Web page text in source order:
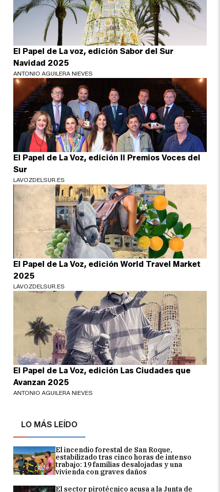
LO MÁS LEÍDO
El incendio forestal de San Roque,
estabilizado tras cinco horas de intenso
trabajo: 19 familias desalojadas y una
vivienda con graves daños
El sector pirotécnico acusa a la Junta de
El Papel de La voz, edición Sabor del Sur
Navidad 2025
ANTONIO AGUILERA NIEVES
El Papel de La Voz, edición II Premios Voces del
Sur
LAVOZDELSUR.ES
El Papel de La Voz, edición World Travel Market
2025
LAVOZDELSUR.ES
El Papel de La Voz, edición Las Ciudades que
Avanzan 2025
ANTONIO AGUILERA NIEVES